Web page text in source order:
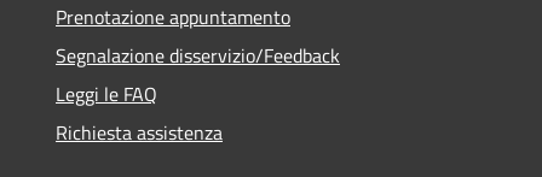
Prenotazione appuntamento
Segnalazione disservizio/Feedback
Leggi le FAQ
Richiesta assistenza